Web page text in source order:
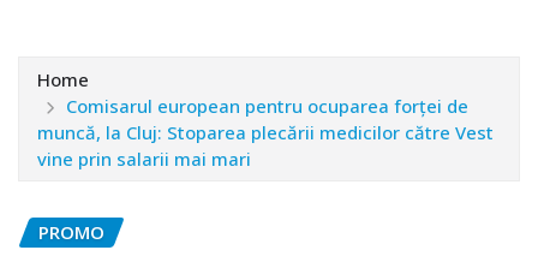
Home
Comisarul european pentru ocuparea forţei de
muncă, la Cluj: Stoparea plecării medicilor către Vest
vine prin salarii mai mari
PROMO